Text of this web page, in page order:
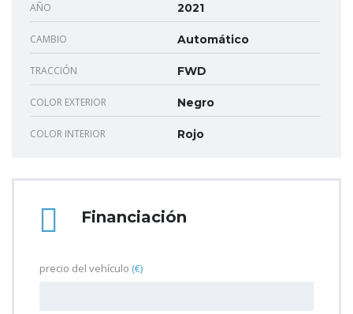
AÑO 2021
CAMBIO Automático
TRACCIÓN FWD
COLOR EXTERIOR Negro
COLOR INTERIOR Rojo
Financiación
precio del vehículo (€)